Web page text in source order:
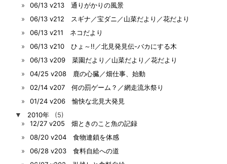
06/13 v213 通りがかりの風景
06/13 v212 スギナ／宝ダニ／山菜だより／花だより
06/13 v211 ネコだより
06/13 v210 ひょ～!!／北見発見伝-バカにする木
06/13 v209 菜園だより／山菜だより／花だより
04/25 v208 鹿の心臓／畑仕事、始動
02/14 v207 何の罰ゲーム？／網走流氷祭り
01/24 v206 愉快な北見大発見
▼
2010年
(5)
12/27 v205 畑ときのこと魚の記録
08/20 v204 食物連鎖を体感
06/28 v203 食料自給への道